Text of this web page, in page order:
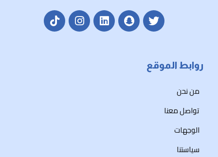
القاهرة قبل رمضان لها سحرها 🇪🇬✨
6 أيام بين النيل، التسوق، وأجواء الاستعداد للشهر
🏨 إقامة مريحة + جولات يومية
✈️ الانطلاق من جدة والرياض
🤍 استقبال وتوديع من وإلى المطار
روابط الموقع
من نحن
تواصل معنا
الوجهات
سياستنا